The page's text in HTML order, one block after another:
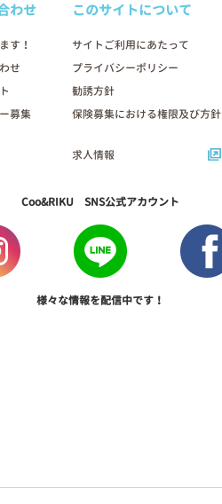
2026年04月20日
わせ
す！
せ
募集
このサイトについて
サイトご利用にあたって
プライバシーポリシー
勧誘方針
保険募集における権限及び方針
求人情報
Coo&RIKU SNS公式アカウント
様々な情報を配信中です！